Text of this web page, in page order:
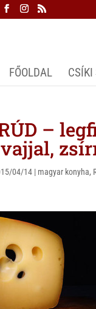
FŐOLDAL CSÍKI
–
04/14 | magyar konyha,